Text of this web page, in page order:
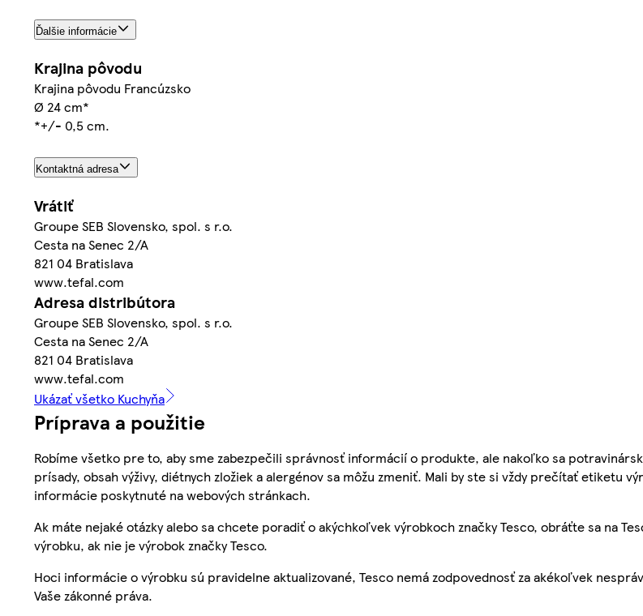
Ďalšie informácie
Krajina pôvodu
Krajina pôvodu Francúzsko
Ø 24 cm*
*+/- 0,5 cm.
Kontaktná adresa
Vrátiť
Groupe SEB Slovensko, spol. s r.o.
Cesta na Senec 2/A
821 04 Bratislava
www.tefal.com
Adresa distribútora
Groupe SEB Slovensko, spol. s r.o.
Cesta na Senec 2/A
821 04 Bratislava
www.tefal.com
Ukázať všetko Kuchyňa
Príprava a použitie
Robíme všetko pre to, aby sme zabezpečili správnosť informácií o produkte, ale nakoľko sa
prísady, obsah výživy, diétnych zložiek a alergénov sa môžu zmeniť. Mali by ste si vždy prečítať etiketu
informácie poskytnuté na webových stránkach.
Ak máte nejaké otázky alebo sa chcete poradiť o akýchkoľvek výrobkoch značky Tesco, obráťte sa na
výrobku, ak nie je výrobok značky Tesco.
Hoci informácie o výrobku sú pravidelne aktualizované, Tesco nemá zodpovednosť za akékoľvek
Vaše zákonné práva.